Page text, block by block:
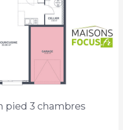
pied 3 chambres